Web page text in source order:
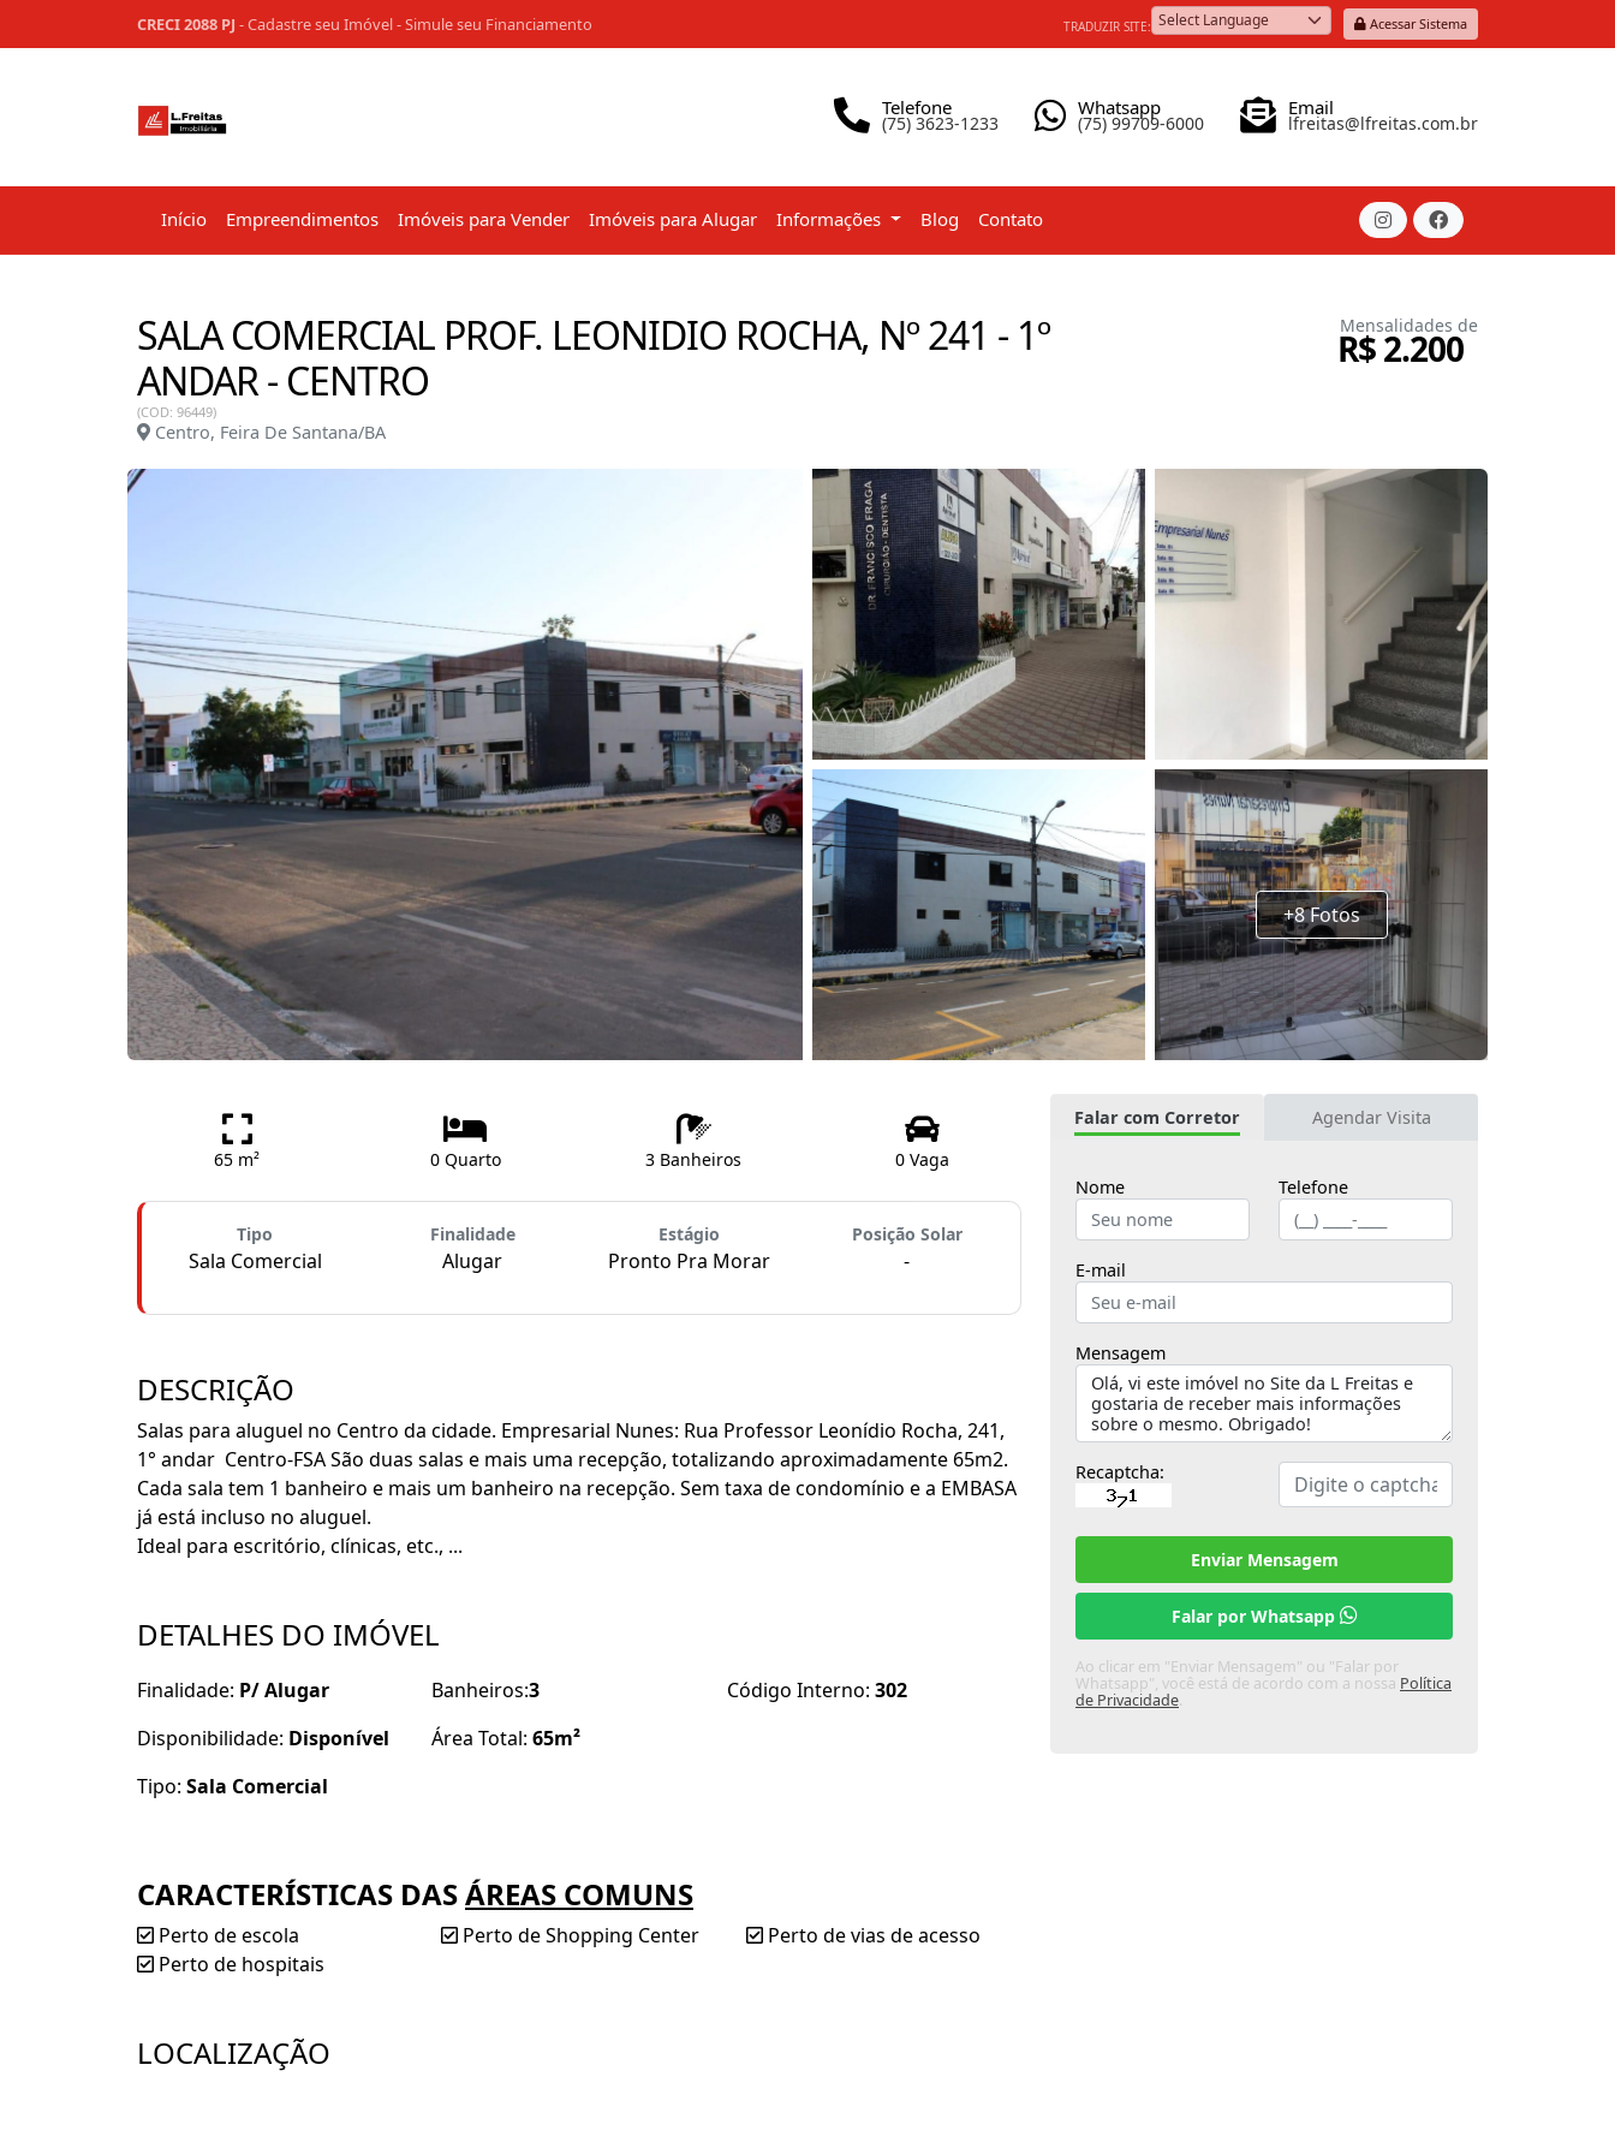
CRECI 2088 PJ -Cadastre seu Imóvel-Simule seu Financiamento Acessar Sistema
TRADUZIR SITE:
Email
lfreitas@lfreitas.com.br
Whatsapp
(75) 99709-6000
Telefone
(75) 3623-1233
Início Empreendimentos Imóveis para Vender Imóveis para Alugar Informações Blog Contato
SALA COMERCIAL PROF. LEONIDIO ROCHA, Nº 241 - 1º
ANDAR - CENTRO
(COD: 96449)
Centro, Feira De Santana/BA
Mensalidades de
R$ 2.200
+8 Fotos
65 m² 0 Quarto 3 Banheiros 0 Vaga
Tipo
Sala Comercial
Finalidade
Alugar
Estágio
Pronto Pra Morar
Posição Solar
-
DESCRIÇÃO
Salas para aluguel no Centro da cidade. Empresarial Nunes: Rua Professor Leonídio Rocha, 241,
1° andar Centro-FSA São duas salas e mais uma recepção, totalizando aproximadamente 65m2.
Cada sala tem 1 banheiro e mais um banheiro na recepção. Sem taxa de condomínio e a EMBASA
já está incluso no aluguel.
Ideal para escritório, clínicas, etc., ...
DETALHES DO IMÓVEL
Finalidade: P/ Alugar
Disponibilidade: Disponível
Tipo: Sala Comercial
Banheiros:3
Área Total:65m²
Código Interno: 302
CARACTERÍSTICAS DASÁREAS COMUNS
Perto de escola Perto de Shopping Center
Perto de vias de acesso
Perto de hospitais
LOCALIZAÇÃO
Falar com Corretor Agendar Visita
Nome Telefone
E-mail
Mensagem
Recaptcha:
Enviar Mensagem
Falar por Whatsapp
Ao clicar em "Enviar Mensagem" ou "Falar por
Whatsapp", você está de acordo com a nossa Política
de Privacidade.